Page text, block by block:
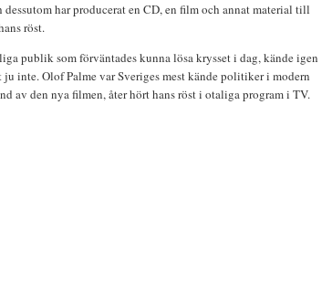
dessutom har producerat en CD, en film och annat material till
röst.
publik som förväntades kunna lösa krysset i dag, kände igen
inte. Olof Palme var Sveriges mest kände politiker i modern
av den nya filmen, åter hört hans röst i otaliga program i TV.